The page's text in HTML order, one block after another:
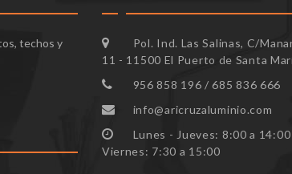
techos y
Pol. Ind. Las Salinas, C/
11 - 11500 El Puerto de Santa
956 858 196 / 685 836 666
info@aricruzaluminio.com
Lunes - Jueves: 8:00 a
Viernes: 7:30 a 15:00